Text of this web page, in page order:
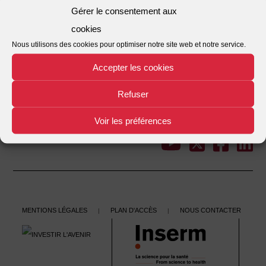
Gérer le consentement aux
cookies
Nous utilisons des cookies pour optimiser notre site web et notre service.
Accepter les cookies
Refuser
Voir les préférences
2006, des partenariats avec des universités
européennes et internationales.
PARTENARIATS INTERNATIONAUX
PROJETS DE RECHERCHES
MOBILITÉ DES DOCTORANTS
Mentions légales | Plan d'accès | Nous contacter